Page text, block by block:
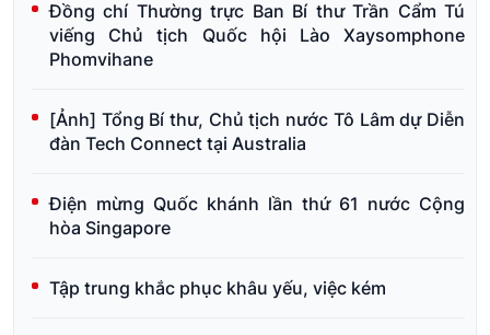
Đồng chí Thường trực Ban Bí thư Trần Cẩm Tú
viếng Chủ tịch Quốc hội Lào Xaysomphone
Phomvihane
[Ảnh] Tổng Bí thư, Chủ tịch nước Tô Lâm dự Diễn
đàn Tech Connect tại Australia
Điện mừng Quốc khánh lần thứ 61 nước Cộng
hòa Singapore
Tập trung khắc phục khâu yếu, việc kém